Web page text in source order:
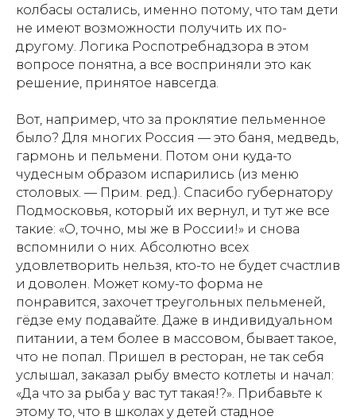
колбасы остались, именно потому, что там дети
не имеют возможности получить их по-
другому. Логика Роспотребнадзора в этом
вопросе понятна, а все восприняли это как
решение, принятое навсегда.
Вот, например, что за проклятие пельменное
было? Для многих Россия — это баня, медведь,
гармонь и пельмени. Потом они куда-то
чудесным образом испарились (из меню
столовых. — Прим. ред. ). Спасибо губернатору
Подмосковья, который их вернул, и тут же все
такие: «О, точно, мы же в России!» и снова
вспомнили о них. Абсолютно всех
удовлетворить нельзя, кто-то не будет счастлив
и доволен. Может кому-то форма не
понравится, захочет треугольных пельменей,
гёдзе ему подавайте. Даже в индивидуальном
питании, а тем более в массовом, бывает такое,
что не попал. Пришел в ресторан, не так себя
услышал, заказал рыбу вместо котлеты и начал:
«Да что за рыба у вас тут такая!?». Прибавьте к
этому то, что в школах у детей стадное